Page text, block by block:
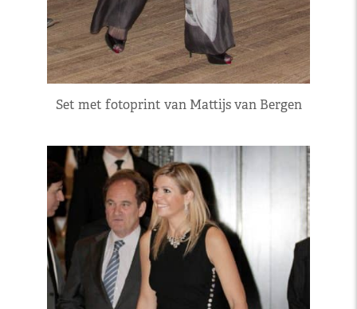
Set met fotoprint van Mattijs van Bergen